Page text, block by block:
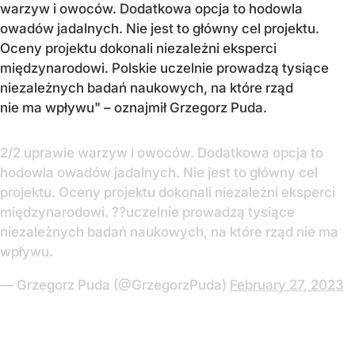
warzyw i owoców. Dodatkowa opcja to hodowla
owadów jadalnych. Nie jest to główny cel projektu.
Oceny projektu dokonali niezależni eksperci
międzynarodowi. Polskie uczelnie prowadzą tysiące
niezależnych badań naukowych, na które rząd
nie ma wpływu" – oznajmił Grzegorz Puda.
2/2 uprawie warzyw i owoców. Dodatkowa opcja to
hodowla owadów jadalnych. Nie jest to główny cel
projektu. Oceny projektu dokonali niezależni eksperci
międzynarodowi. ??uczelnie prowadzą tysiące
niezależnych badań naukowych, na które rząd nie ma
wpływu.
— Grzegorz Puda (@GrzegorzPuda) February 27, 2023